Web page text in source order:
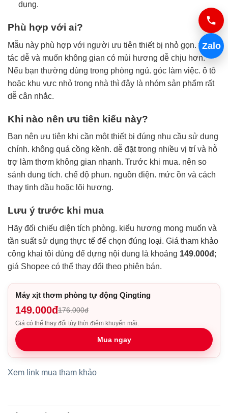
dụng.
Phù hợp với ai?
Mẫu này phù hợp với người ưu tiên thiết bị nhỏ gọn. thao
tác dễ và muốn không gian có mùi hương dễ chịu hơn.
Nếu bạn thường dùng trong phòng ngủ. góc làm việc. ô tô
hoặc khu vực nhỏ trong nhà thì đây là nhóm sản phẩm rất
dễ cân nhắc.
Khi nào nên ưu tiên kiểu này?
Bạn nên ưu tiên khi cần một thiết bị đúng nhu cầu sử dụng
chính. không quá cồng kềnh. dễ đặt trong nhiều vị trí và hỗ
trợ làm thơm không gian nhanh. Trước khi mua. nên so
sánh dung tích. chế độ phun. nguồn điện. mức ồn và cách
thay tinh dầu hoặc lõi hương.
Lưu ý trước khi mua
Hãy đối chiếu diện tích phòng. kiểu hương mong muốn và
tần suất sử dụng thực tế để chọn đúng loại. Giá tham khảo
công khai tôi dùng để dựng nội dung là khoảng 149.000đ;
giá Shopee có thể thay đổi theo phiên bán.
Máy xịt thơm phòng tự động Qingting
149.000đ176.000đ
Giá có thể thay đổi tùy thời điểm khuyến mãi.
Mua ngay
Xem link mua tham khảo
Zalo